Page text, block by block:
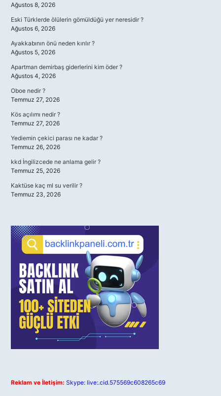
Ağustos 8, 2026
Eski Türklerde ölülerin gömüldüğü yer neresidir ?
Ağustos 6, 2026
Ayakkabının önü neden kırılır ?
Ağustos 5, 2026
Apartman demirbaş giderlerini kim öder ?
Ağustos 4, 2026
Oboe nedir ?
Temmuz 27, 2026
Kös açılımı nedir ?
Temmuz 27, 2026
Yediemin çekici parası ne kadar ?
Temmuz 26, 2026
kkd İngilizcede ne anlama gelir ?
Temmuz 25, 2026
Kaktüse kaç ml su verilir ?
Temmuz 23, 2026
Reklam ve İletişim: Skype: live:.cid.575569c608265c69